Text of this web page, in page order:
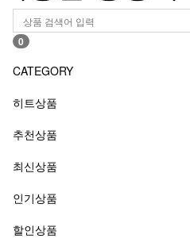
0
CATEGORY
히트상품
추천상품
최신상품
인기상품
할인상품